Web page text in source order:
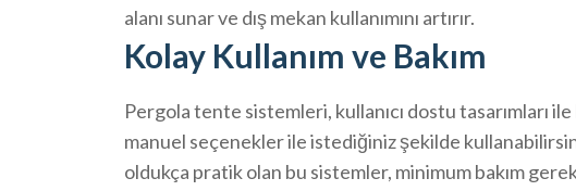
alanı sunar ve dış mekan kullanımını artırır.
Kolay Kullanım ve Bakım
Pergola tente sistemleri, kullanıcı dostu tasarımları
manuel seçenekler ile istediğiniz şekilde
oldukça pratik olan bu sistemler, minimum bakım